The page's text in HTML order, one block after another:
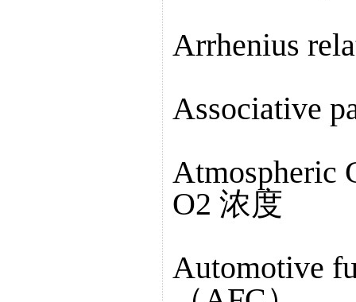
Arrhenius
Associative
Atmospheric
O2 浓度
Automotive